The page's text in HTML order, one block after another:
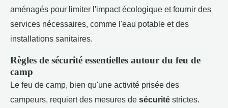
aménagés pour limiter l'impact écologique et fournir des
services nécessaires, comme l'eau potable et des
installations sanitaires.
Règles de sécurité essentielles autour du feu de
camp
Le feu de camp, bien qu'une activité prisée des
campeurs, requiert des mesures de sécurité strictes.